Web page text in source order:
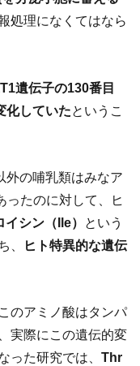
処理になくてはなら
遺伝子の130番目
化していたというこ
外の哺乳類はみなア
ったのに対して、ヒ
シン（Ile）
という
、
ヒト特異的な遺伝
のアミノ酸はタンパ
実際にこの遺伝的変
った研究では、 Thr